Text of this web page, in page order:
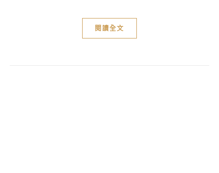
閱讀全文